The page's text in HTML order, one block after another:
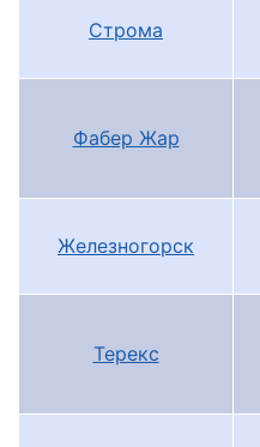
Строма
Фабер Жар
Железногорск
Терекс